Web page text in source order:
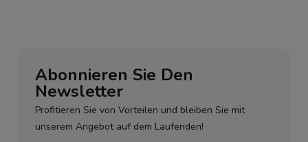
Abonnieren Sie Den
Newsletter
Profitieren Sie von Vorteilen und bleiben Sie mit
unserem Angebot auf dem Laufenden!